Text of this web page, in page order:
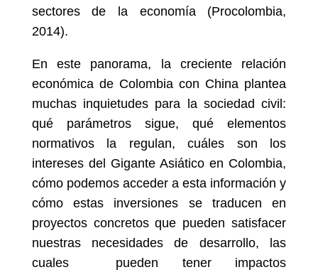
sectores de la economía (Procolombia,
2014).
En este panorama, la creciente relación
económica de Colombia con China plantea
muchas inquietudes para la sociedad civil:
qué parámetros sigue, qué elementos
normativos la regulan, cuáles son los
intereses del Gigante Asiático en Colombia,
cómo podemos acceder a esta información y
cómo estas inversiones se traducen en
proyectos concretos que pueden satisfacer
nuestras necesidades de desarrollo, las
cuales pueden tener impactos